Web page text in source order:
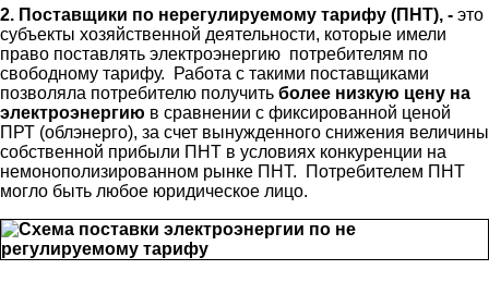
2. Поставщики по нерегулируемому тарифу (ПНТ), - это
субъекты хозяйственной деятельности, которые имели
право поставлять электроэнергию потребителям по
свободному тарифу. Работа с такими поставщиками
позволяла потребителю получить более низкую цену на
электроэнергию в сравнении с фиксированной ценой
ПРТ (облэнерго), за счет вынужденного снижения величины
собственной прибыли ПНТ в условиях конкуренции на
немонополизированном рынке ПНТ. Потребителем ПНТ
могло быть любое юридическое лицо.